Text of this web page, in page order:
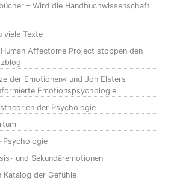
– Wird die Handbuchwissenschaft
viele Texte
Affectome Project stoppen den
der Emotionen« und Jon Elsters
Emotionspsychologie
der Psychologie
Psychologie
und Sekundäremotionen
Katalog der Gefühle